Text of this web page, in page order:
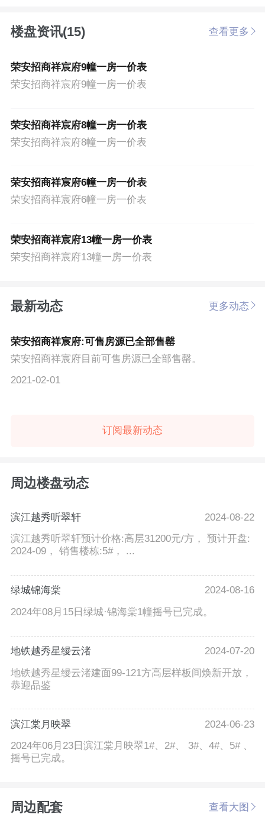
楼盘资讯(15) 查看更多
荣安招商祥宸府9幢一房一价表
荣安招商祥宸府9幢一房一价表
荣安招商祥宸府8幢一房一价表
荣安招商祥宸府8幢一房一价表
荣安招商祥宸府6幢一房一价表
荣安招商祥宸府6幢一房一价表
荣安招商祥宸府13幢一房一价表
荣安招商祥宸府13幢一房一价表
最新动态 更多动态
荣安招商祥宸府:可售房源已全部售罄
荣安招商祥宸府目前可售房源已全部售罄。
2021-02-01
订阅最新动态
周边楼盘动态
滨江越秀听翠轩
2024-08-22
滨江越秀听翠轩预计价格:高层31200元/方， 预计开盘:
2024-09， 销售楼栋:5#， ...
绿城锦海棠
2024-08-16
2024年08月15日绿城·锦海棠1幢摇号已完成。
地铁越秀星缦云渚
2024-07-20
地铁越秀星缦云渚建面99-121方高层样板间焕新开放，
恭迎品鉴
滨江棠月映翠
2024-06-23
2024年06月23日滨江棠月映翠1#、2#、 3#、4#、5# 、
摇号已完成。
周边配套 查看大图